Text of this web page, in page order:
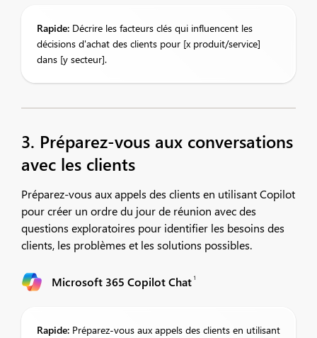
Rapide: Décrire les facteurs clés qui influencent les
décisions d'achat des clients pour [x produit/service]
dans [y secteur].​
3. Préparez-vous aux conversations
avec les clients
Préparez-vous aux appels des clients en utilisant Copilot
pour créer un ordre du jour de réunion avec des
questions exploratoires pour identifier les besoins des
clients, les problèmes et les solutions possibles.​
Microsoft 365 Copilot Chat 1
Rapide: Préparez-vous aux appels des clients en utilisant